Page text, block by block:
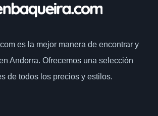
es la mejor manera de encontrar y
Andorra. Ofrecemos una selección
de todos los precios y estilos.